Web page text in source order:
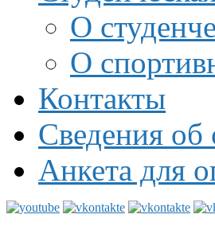
О
О
Контакты
Сведения об
Анкета для